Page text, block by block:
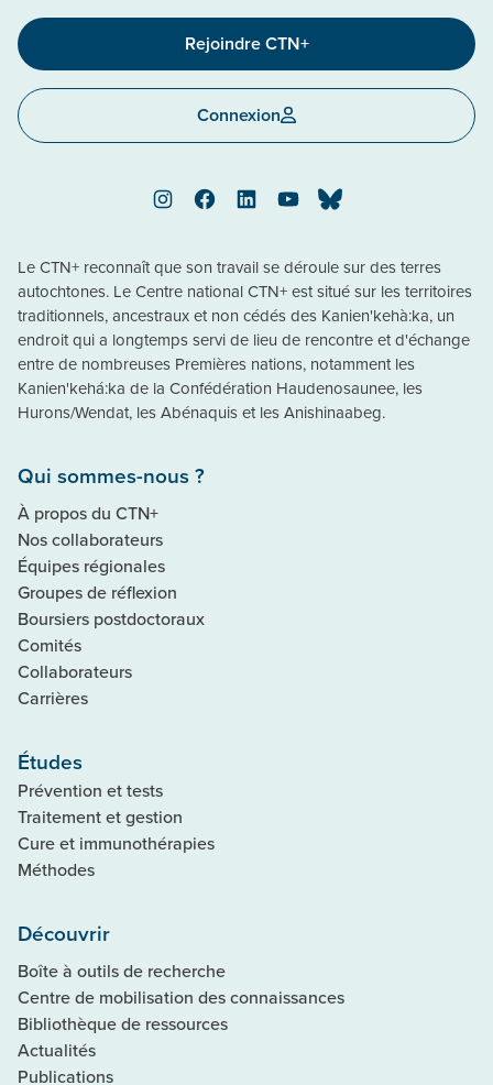
Rejoindre CTN+
Connexion
InstagramFacebookLinkedInYouTubeBluesky
Le CTN+ reconnaît que son travail se déroule sur des terres
autochtones. Le Centre national CTN+ est situé sur les territoires
traditionnels, ancestraux et non cédés des Kanien'kehà:ka, un
endroit qui a longtemps servi de lieu de rencontre et d'échange
entre de nombreuses Premières nations, notamment les
Kanien'kehá:ka de la Confédération Haudenosaunee, les
Hurons/Wendat, les Abénaquis et les Anishinaabeg.
Qui sommes-nous ?
À propos du CTN+
Nos collaborateurs
Équipes régionales
Groupes de réflexion
Boursiers postdoctoraux
Comités
Collaborateurs
Carrières
Études
Prévention et tests
Traitement et gestion
Cure et immunothérapies
Méthodes
Découvrir
Boîte à outils de recherche
Centre de mobilisation des connaissances
Bibliothèque de ressources
Actualités
Publications